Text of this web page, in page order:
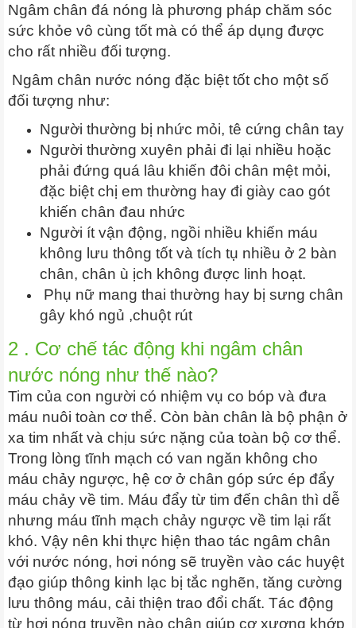
Ngâm chân đá nóng là phương pháp chăm sóc
sức khỏe vô cùng tốt mà có thể áp dụng được
cho rất nhiều đối tượng.
Ngâm chân nước nóng đặc biệt tốt cho một số
đối tượng như:
Người thường bị nhức mỏi, tê cứng chân tay
Người thường xuyên phải đi lại nhiều hoặc
phải đứng quá lâu khiến đôi chân mệt mỏi,
đặc biệt chị em thường hay đi giày cao gót
khiến chân đau nhức
Người ít vận động, ngồi nhiều khiến máu
không lưu thông tốt và tích tụ nhiều ở 2 bàn
chân, chân ù ịch không được linh hoạt.
Phụ nữ mang thai thường hay bị sưng chân
gây khó ngủ ,chuột rút
2 . Cơ chế tác động khi ngâm chân
nước nóng như thế nào?
Tim của con người có nhiệm vụ co bóp và đưa
máu nuôi toàn cơ thể. Còn bàn chân là bộ phận ở
xa tim nhất và chịu sức nặng của toàn bộ cơ thể.
Trong lòng tĩnh mạch có van ngăn không cho
máu chảy ngược, hệ cơ ở chân góp sức ép đẩy
máu chảy về tim. Máu đẩy từ tim đến chân thì dễ
nhưng máu tĩnh mạch chảy ngược về tim lại rất
khó. Vậy nên khi thực hiện thao tác ngâm chân
với nước nóng, hơi nóng sẽ truyền vào các huyệt
đạo giúp thông kinh lạc bị tắc nghẽn, tăng cường
lưu thông máu, cải thiện trao đổi chất. Tác động
từ hơi nóng truyền nào chân giúp cơ xương khớp